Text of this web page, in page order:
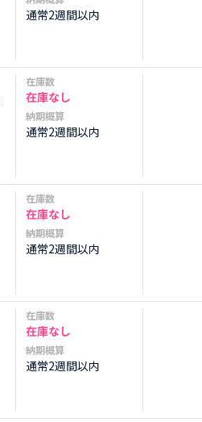
通常2週間以内
在庫数
在庫なし
納期概算
通常2週間以内
在庫数
在庫なし
納期概算
通常2週間以内
在庫数
在庫なし
納期概算
通常2週間以内